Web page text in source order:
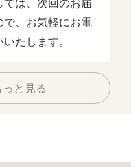
ては、次回のお届
で、お気軽にお電
たします。
と見る